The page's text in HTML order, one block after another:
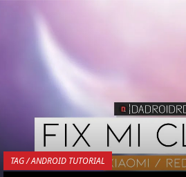
TAG / ANDROID TUTORIAL